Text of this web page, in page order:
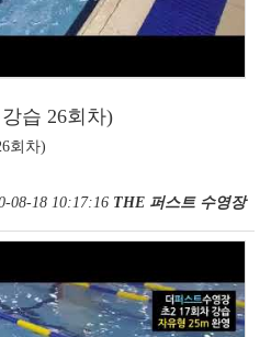
습 26회차)
회차)
08-18 10:17:16 THE 퍼스트 수영장